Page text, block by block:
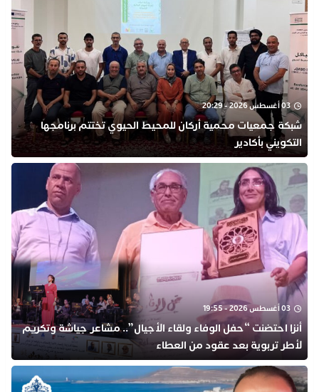
03 أغسطس 2026 - 20:29
شبكة جمعيات محمية أركان للمحيط الحيوي تختتم برنامجها
التكويني بأكادير
03 أغسطس 2026 - 19:55
أنزا احتضنت “حفل الوفاء ولقاء الأجيال”.. مشاعر جياشة وتكريم
لأطر تربوية بعد عقود من العطاء